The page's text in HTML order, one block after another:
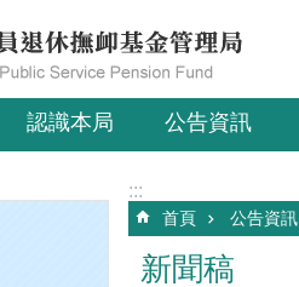
認識本局 公告資訊
:::
首頁 公告資訊
新聞稿